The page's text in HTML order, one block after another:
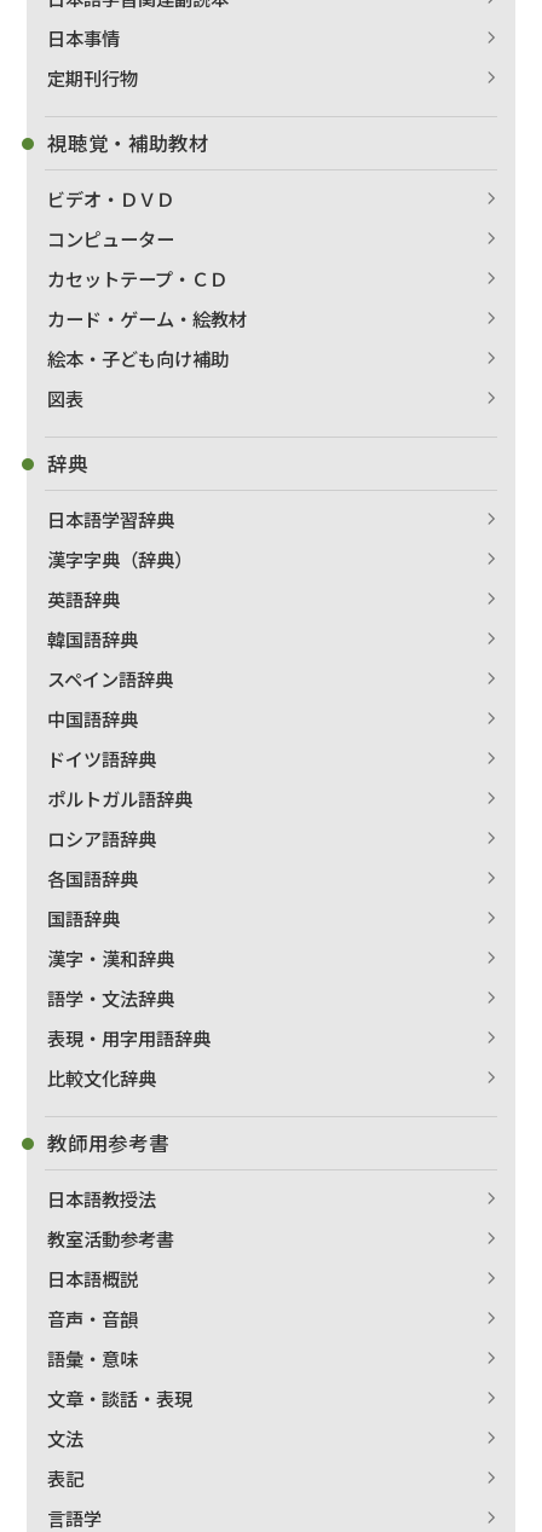
出版社名で絞り込む
著者名で絞り込む
日本事情
定期刊行物
視聴覚・補助教材
ビデオ・ＤＶＤ
コンピューター
カセットテープ・ＣＤ
カード・ゲーム・絵教材
絵本・子ども向け補助
図表
辞典
日本語学習辞典
漢字字典（辞典）
英語辞典
韓国語辞典
スペイン語辞典
中国語辞典
ドイツ語辞典
ポルトガル語辞典
ロシア語辞典
各国語辞典
国語辞典
漢字・漢和辞典
語学・文法辞典
表現・用字用語辞典
比較文化辞典
教師用参考書
日本語教授法
教室活動参考書
日本語概説
音声・音韻
語彙・意味
文章・談話・表現
文法
表記
言語学